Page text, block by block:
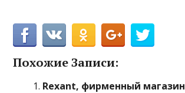
Похожие Записи:
Rexant, фирменный магазин